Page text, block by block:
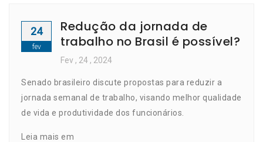
24
fev
Redução da jornada de
trabalho no Brasil é possível?
Fev , 24 , 2024
Senado brasileiro discute propostas para reduzir a
jornada semanal de trabalho, visando melhor qualidade
de vida e produtividade dos funcionários.
Leia mais em